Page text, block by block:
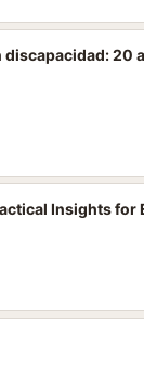
20
Insights for